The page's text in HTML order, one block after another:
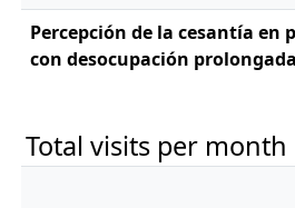
Percepción de la cesantía en
con desocupación
Total visits per month